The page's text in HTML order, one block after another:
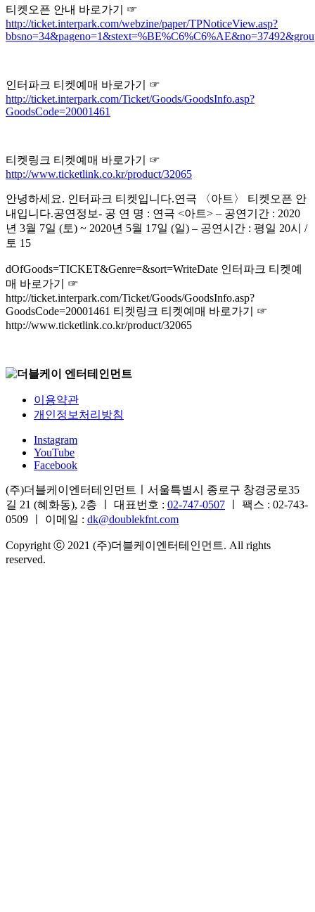
티켓오픈 안내 바로가기 ☞
http://ticket.interpark.com/webzine/paper/TPNoticeView.asp?
인터파크 티켓예매 바로가기 ☞
http://ticket.interpark.com/Ticket/Goods/GoodsInfo.asp?
GoodsCode=20001461
티켓링크 티켓예매 바로가기 ☞
http://www.ticketlink.co.kr/product/32065
안녕하세요. 인터파크 티켓입니다.연극 〈아트〉 티켓오픈 안
내입니다.공연정보- 공 연 명 : 연극 <아트> – 공연기간 : 2020
년 3월 7일 (토) ~ 2020년 5월 17일 (일) – 공연시간 : 평일 20시 /
토 15
dOfGoods=TICKET&Genre=&sort=WriteDate 인터파크 티켓예
매 바로가기 ☞
http://ticket.interpark.com/Ticket/Goods/GoodsInfo.asp?
GoodsCode=20001461 티켓링크 티켓예매 바로가기 ☞
http://www.ticketlink.co.kr/product/32065
이용약관
개인정보처리방침
Instagram
YouTube
Facebook
(주)더블케이엔터테인먼트ㅣ서울특별시 종로구 창경궁로35
길 21 (혜화동), 2층 ㅣ 대표번호 : 02-747-0507 ㅣ 팩스 : 02-743-
0509 ㅣ 이메일 : dk@doublekfnt.com
Copyright ⓒ 2021 (주)더블케이엔터테인먼트. All rights
reserved.